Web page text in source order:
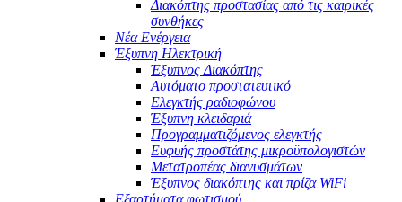
Διακόπτης προστασίας από τις καιρικές
συνθήκες
Νέα Ενέργεια
Έξυπνη Ηλεκτρική
Έξυπνος Διακόπτης
Αυτόματο προστατευτικό
Ελεγκτής ραδιοφώνου
Έξυπνη κλειδαριά
Προγραμματιζόμενος ελεγκτής
Ευφυής προστάτης μικροϋπολογιστών
Μετατροπέας διανυσμάτων
Έξυπνος διακόπτης και πρίζα WiFi
Εξαρτήματα φωτισμού